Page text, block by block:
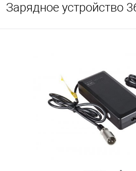
Зарядное устройство